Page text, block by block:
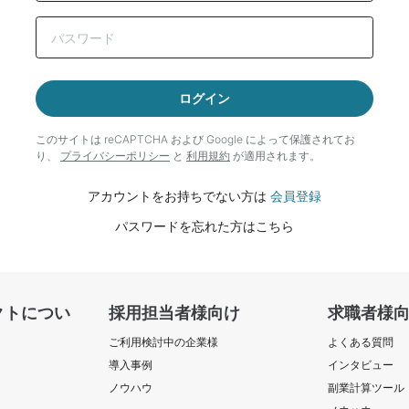
ログイン
このサイトは reCAPTCHA および Google によって保護されてお
り、 プライバシーポリシー と 利用規約 が適用されます。
アカウントをお持ちでない方は 会員登録
パスワードを忘れた方はこちら
につい 採用担当者様向け
ご利用検討中の企業様
導入事例
ノウハウ
求職者様
よくある質問
インタビュー
副業計算ツール